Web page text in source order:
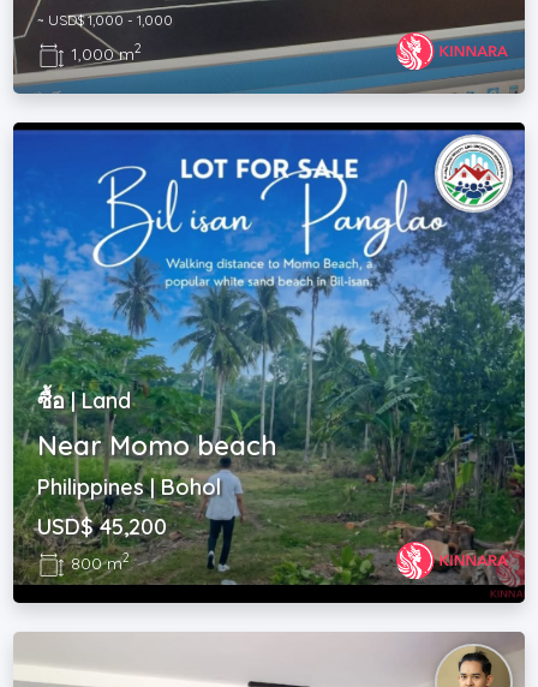
~ USD$ 1,000 - 1,000
1,000 m2
ซื้อ | Land
Near Momo beach
Philippines | Bohol
USD$ 45,200
800 m2